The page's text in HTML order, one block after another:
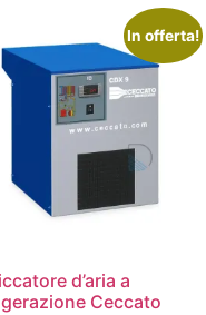
In offerta!
d’aria a
Ceccato